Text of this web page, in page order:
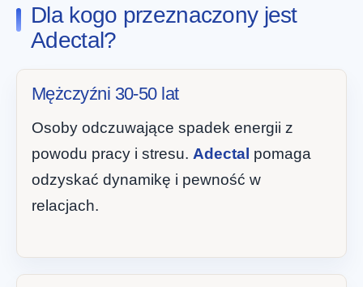
Dla kogo przeznaczony jest
Adectal?
Mężczyźni 30-50 lat
Osoby odczuwające spadek energii z
powodu pracy i stresu. Adectal pomaga
odzyskać dynamikę i pewność w
relacjach.